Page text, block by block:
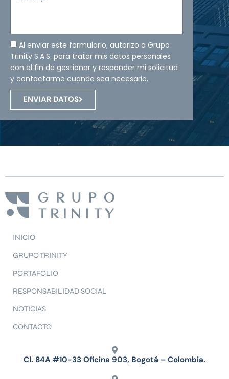
Al enviar este formulario, autorizo a Grupo
Trinity S.A.S. para tratar mis datos personales
con el fin de gestionar y responder mi solicitud
y contactarme cuando sea necesario.
ENVIAR DATOS
INICIO
GRUPO TRINITY
PORTAFOLIO
RESPONSABILIDAD SOCIAL
NOTICIAS
CONTACTO
Cl. 84A #10-33 Oficina 903, Bogotá – Colombia.